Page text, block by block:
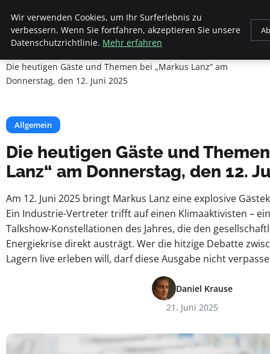
Beyond Surface
Die heutigen Gäste und Themen bei „Markus Lanz“ am
Donnerstag, den 12. Juni 2025
Allgemein
Die heutigen Gäste und
Lanz“ am Donnerstag, den 12.
Am 12. Juni 2025 bringt Markus Lanz eine explosive
Ein Industrie-Vertreter trifft auf einen Klimaaktivisten –
Talkshow-Konstellationen des Jahres, die den
Energiekrise direkt austrägt. Wer die hitzige Debatte
Lagern live erleben will, darf diese Ausgabe nicht
Daniel Krause
21. Juni 2025
Wir verwenden Cookies, um Ihr Surferlebnis zu
verbessern. Wenn Sie fortfahren, akzeptieren Sie unsere
Datenschutzrichtlinie. Mehr erfahren